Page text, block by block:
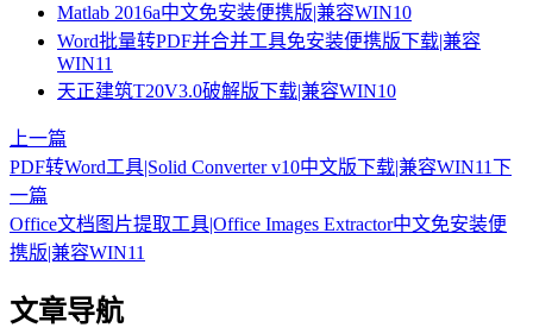
Matlab 2016a中文免安装便携版|兼容WIN10
Word批量转PDF并合并工具免安装便携版下载|兼容
WIN11
天正建筑T20V3.0破解版下载|兼容WIN10
上一篇
PDF转Word工具|Solid Converter v10中文版下载|兼容WIN11下
一篇
Office文档图片提取工具|Office Images Extractor中文免安装便
携版|兼容WIN11
文章导航